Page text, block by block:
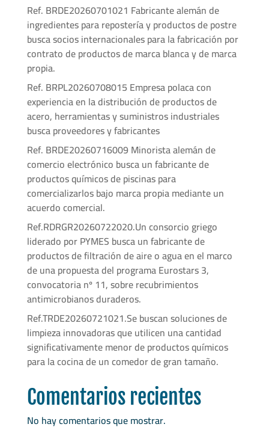
Ref. BRDE20260701021 Fabricante alemán de
ingredientes para repostería y productos de postre
busca socios internacionales para la fabricación por
contrato de productos de marca blanca y de marca
propia.
Ref. BRPL20260708015 Empresa polaca con
experiencia en la distribución de productos de
acero, herramientas y suministros industriales
busca proveedores y fabricantes
Ref. BRDE20260716009 Minorista alemán de
comercio electrónico busca un fabricante de
productos químicos de piscinas para
comercializarlos bajo marca propia mediante un
acuerdo comercial.
Ref.RDRGR20260722020.Un consorcio griego
liderado por PYMES busca un fabricante de
productos de filtración de aire o agua en el marco
de una propuesta del programa Eurostars 3,
convocatoria nº 11, sobre recubrimientos
antimicrobianos duraderos.
Ref.TRDE20260721021.Se buscan soluciones de
limpieza innovadoras que utilicen una cantidad
significativamente menor de productos químicos
para la cocina de un comedor de gran tamaño.
Comentarios recientes
No hay comentarios que mostrar.